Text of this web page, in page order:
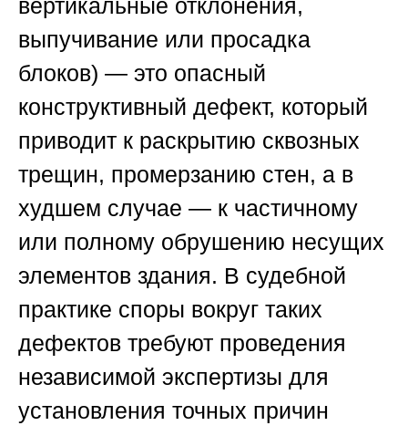
вертикальные отклонения,
выпучивание или просадка
блоков) — это опасный
конструктивный дефект, который
приводит к раскрытию сквозных
трещин, промерзанию стен, а в
худшем случае — к частичному
или полному обрушению несущих
элементов здания. В судебной
практике споры вокруг таких
дефектов требуют проведения
независимой экспертизы для
установления точных причин